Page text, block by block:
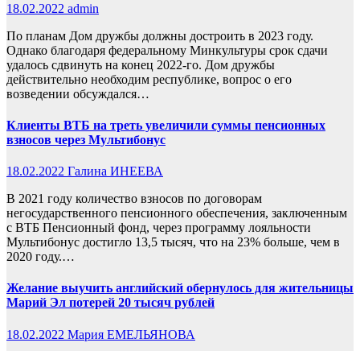
18.02.2022 admin
По планам Дом дружбы должны достроить в 2023 году.
Однако благодаря федеральному Минкультуры срок сдачи
удалось сдвинуть на конец 2022-го. Дом дружбы
действительно необходим республике, вопрос о его
возведении обсуждался…
Клиенты ВТБ на треть увеличили суммы пенсионных
взносов через Мультибонус
18.02.2022 Галина ИНЕЕВА
В 2021 году количество взносов по договорам
негосударственного пенсионного обеспечения, заключенным
с ВТБ Пенсионный фонд, через программу лояльности
Мультибонус достигло 13,5 тысяч, что на 23% больше, чем в
2020 году.…
Желание выучить английский обернулось для жительницы
Марий Эл потерей 20 тысяч рублей
18.02.2022 Мария ЕМЕЛЬЯНОВА